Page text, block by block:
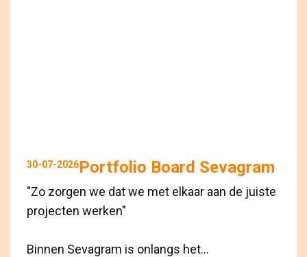
30-07-2026Portfolio Board Sevagram
"Zo zorgen we dat we met elkaar aan de juiste
projecten werken"
Binnen Sevagram is onlangs het...